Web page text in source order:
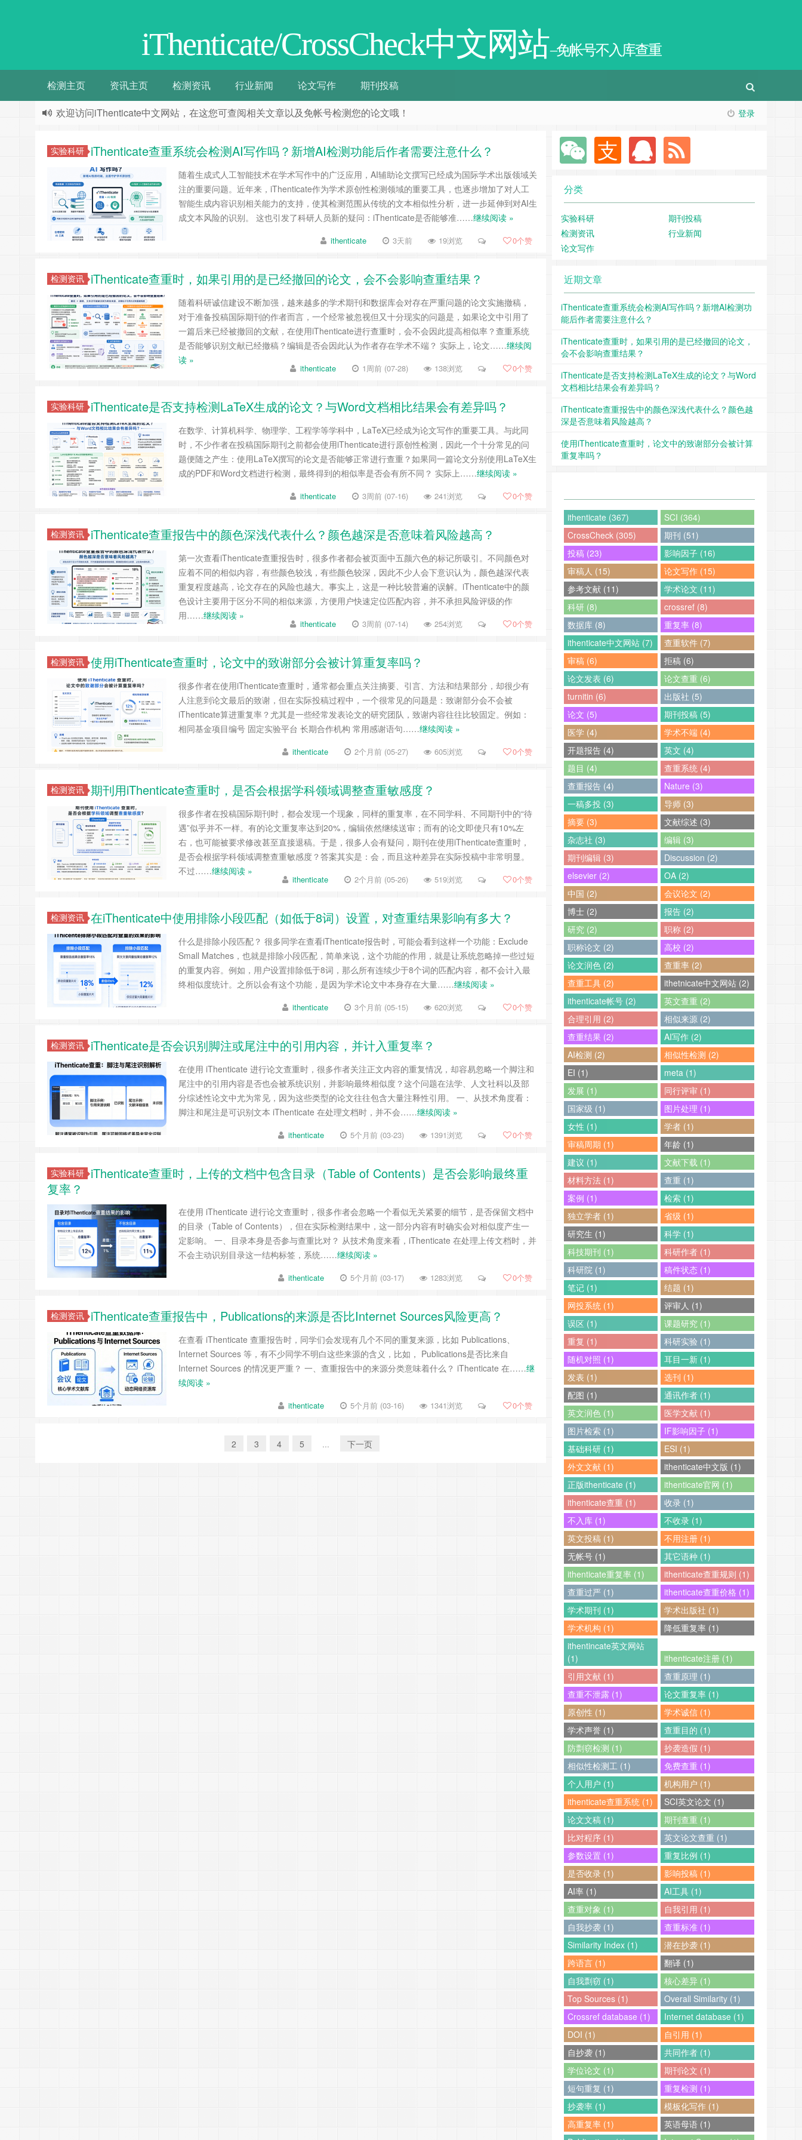
iThenticate/CrossCheck中文网站–免帐号不入库查重
检测主页 资讯主页 检测资讯 行业新闻 论文写作 期刊投稿
登录
欢迎访问iThenticate中文网站，在这您可查阅相关文章以及免帐号检测您的论文哦！
实验科研 iThenticate查重系统会检测AI写作吗？新增AI检测功能后作者需要注意什么？
随着生成式人工智能技术在学术写作中的广泛应用，AI辅助论文撰写已经成为国际学术出版领域关
注的重要问题。近年来，iThenticate作为学术原创性检测领域的重要工具，也逐步增加了对人工
智能生成内容识别相关能力的支持，使其检测范围从传统的文本相似性分析，进一步延伸到对AI生
成文本风险的识别。 这也引发了科研人员新的疑问：iThenticate是否能够准……继续阅读 »
ithenticate 3天前 19浏览 0个赞
检测资讯 iThenticate查重时，如果引用的是已经撤回的论文，会不会影响查重结果？
随着科研诚信建设不断加强，越来越多的学术期刊和数据库会对存在严重问题的论文实施撤稿，
对于准备投稿国际期刊的作者而言，一个经常被忽视但又十分现实的问题是，如果论文中引用了
一篇后来已经被撤回的文献，在使用iThenticate进行查重时，会不会因此提高相似率？查重系统
是否能够识别文献已经撤稿？编辑是否会因此认为作者存在学术不端？ 实际上，论文……继续阅
读 »
ithenticate 1周前 (07-28) 138浏览 0个赞
实验科研 iThenticate是否支持检测LaTeX生成的论文？与Word文档相比结果会有差异吗？
在数学、计算机科学、物理学、工程学等学科中，LaTeX已经成为论文写作的重要工具。与此同
时，不少作者在投稿国际期刊之前都会使用iThenticate进行原创性检测，因此一个十分常见的问
题便随之产生：使用LaTeX撰写的论文是否能够正常进行查重？如果同一篇论文分别使用LaTeX生
成的PDF和Word文档进行检测，最终得到的相似率是否会有所不同？ 实际上……继续阅读 »
ithenticate 3周前 (07-16) 241浏览 0个赞
检测资讯 iThenticate查重报告中的颜色深浅代表什么？颜色越深是否意味着风险越高？
第一次查看iThenticate查重报告时，很多作者都会被页面中五颜六色的标记所吸引。不同颜色对
应着不同的相似内容，有些颜色较浅，有些颜色较深，因此不少人会下意识认为，颜色越深代表
重复程度越高，论文存在的风险也越大。事实上，这是一种比较普遍的误解。iThenticate中的颜
色设计主要用于区分不同的相似来源，方便用户快速定位匹配内容，并不承担风险评级的作
用……继续阅读 »
ithenticate 3周前 (07-14) 254浏览 0个赞
检测资讯 使用iThenticate查重时，论文中的致谢部分会被计算重复率吗？
很多作者在使用iThenticate查重时，通常都会重点关注摘要、引言、方法和结果部分，却很少有
人注意到论文最后的致谢，但在实际投稿过程中，一个很常见的问题是：致谢部分会不会被
iThenticate算进重复率？尤其是一些经常发表论文的研究团队，致谢内容往往比较固定。例如：
相同基金项目编号 固定实验平台 长期合作机构 常用感谢语句……继续阅读 »
ithenticate 2个月前 (05-27) 605浏览 0个赞
检测资讯 期刊用iThenticate查重时，是否会根据学科领域调整查重敏感度？
很多作者在投稿国际期刊时，都会发现一个现象，同样的重复率，在不同学科、不同期刊中的“待
遇”似乎并不一样。有的论文重复率达到20%，编辑依然继续送审；而有的论文即使只有10%左
右，也可能被要求修改甚至直接退稿。于是，很多人会有疑问，期刊在使用iThenticate查重时，
是否会根据学科领域调整查重敏感度？答案其实是：会，而且这种差异在实际投稿中非常明显。
不过……继续阅读 »
ithenticate 2个月前 (05-26) 519浏览 0个赞
检测资讯 在iThenticate中使用排除小段匹配（如低于8词）设置，对查重结果影响有多大？
什么是排除小段匹配？ 很多同学在查看iThenticate报告时，可能会看到这样一个功能：Exclude
Small Matches，也就是排除小段匹配，简单来说，这个功能的作用，就是让系统忽略掉一些过短
的重复内容。例如，用户设置排除低于8词，那么所有连续少于8个词的匹配内容，都不会计入最
终相似度统计。之所以会有这个功能，是因为学术论文中本身存在大量……继续阅读 »
ithenticate 3个月前 (05-15) 620浏览 0个赞
检测资讯 iThenticate是否会识别脚注或尾注中的引用内容，并计入重复率？
在使用 iThenticate 进行论文查重时，很多作者关注正文内容的重复情况，却容易忽略一个脚注和
尾注中的引用内容是否也会被系统识别，并影响最终相似度？这个问题在法学、人文社科以及部
分综述性论文中尤为常见，因为这些类型的论文往往包含大量注释性引用。 一、从技术角度看：
脚注和尾注是可识别文本 iThenticate 在处理文档时，并不会……继续阅读 »
ithenticate 5个月前 (03-23) 1391浏览 0个赞
实验科研 iThenticate查重时，上传的文档中包含目录（Table of Contents）是否会影响最终重
复率？
在使用 iThenticate 进行论文查重时，很多作者会忽略一个看似无关紧要的细节，是否保留文档中
的目录（Table of Contents），但在实际检测结果中，这一部分内容有时确实会对相似度产生一
定影响。 一、目录本身是否参与查重比对？ 从技术角度来看，iThenticate 在处理上传文档时，并
不会主动识别目录这一结构标签，系统……继续阅读 »
ithenticate 5个月前 (03-17) 1283浏览 0个赞
检测资讯 iThenticate查重报告中，Publications的来源是否比Internet Sources风险更高？
在查看 iThenticate 查重报告时，同学们会发现有几个不同的重复来源，比如 Publications、
Internet Sources 等，有不少同学不明白这些来源的含义，比如， Publications是否比来自
Internet Sources 的情况更严重？ 一、查重报告中的来源分类意味着什么？ iThenticate 在……继
续阅读 »
ithenticate 5个月前 (03-16) 1341浏览 0个赞
2 3 4 5 ... 下一页
分类
实验科研
期刊投稿
检测资讯
行业新闻
论文写作
近期文章
iThenticate查重系统会检测AI写作吗？新增AI检测功
能后作者需要注意什么？
iThenticate查重时，如果引用的是已经撤回的论文，
会不会影响查重结果？
iThenticate是否支持检测LaTeX生成的论文？与Word
文档相比结果会有差异吗？
iThenticate查重报告中的颜色深浅代表什么？颜色越
深是否意味着风险越高？
使用iThenticate查重时，论文中的致谢部分会被计算
重复率吗？
ithenticate (367)
SCI (364)
CrossCheck (305)
期刊 (51)
投稿 (23)
影响因子 (16)
审稿人 (15)
论文写作 (15)
参考文献 (11)
学术论文 (11)
科研 (8)
crossref (8)
数据库 (8)
重复率 (8)
ithenticate中文网站 (7)
查重软件 (7)
审稿 (6)
拒稿 (6)
论文发表 (6)
论文查重 (6)
turnitin (6)
出版社 (5)
论文 (5)
期刊投稿 (5)
医学 (4)
学术不端 (4)
开题报告 (4)
英文 (4)
题目 (4)
查重系统 (4)
查重报告 (4)
Nature (3)
一稿多投 (3)
导师 (3)
摘要 (3)
文献综述 (3)
杂志社 (3)
编辑 (3)
期刊编辑 (3)
Discussion (2)
elsevier (2)
OA (2)
中国 (2)
会议论文 (2)
博士 (2)
报告 (2)
研究 (2)
职称 (2)
职称论文 (2)
高校 (2)
论文润色 (2)
查重率 (2)
查重工具 (2)
ithetnicate中文网站 (2)
ithenticate帐号 (2)
英文查重 (2)
合理引用 (2)
相似来源 (2)
查重结果 (2)
AI写作 (2)
AI检测 (2)
相似性检测 (2)
EI (1)
meta (1)
发展 (1)
同行评审 (1)
国家级 (1)
图片处理 (1)
女性 (1)
学者 (1)
审稿周期 (1)
年龄 (1)
建议 (1)
文献下载 (1)
材料方法 (1)
查重 (1)
案例 (1)
检索 (1)
独立学者 (1)
省级 (1)
研究生 (1)
科学 (1)
科技期刊 (1)
科研作者 (1)
科研院 (1)
稿件状态 (1)
笔记 (1)
结题 (1)
网投系统 (1)
评审人 (1)
误区 (1)
课题研究 (1)
重复 (1)
科研实验 (1)
随机对照 (1)
耳目一新 (1)
发表 (1)
选刊 (1)
配图 (1)
通讯作者 (1)
英文润色 (1)
医学文献 (1)
图片检索 (1)
IF影响因子 (1)
基础科研 (1)
ESI (1)
外文文献 (1)
ithenticate中文版 (1)
正版ithenticate (1)
ithenticate官网 (1)
ithenticate查重 (1)
收录 (1)
不入库 (1)
不收录 (1)
英文投稿 (1)
不用注册 (1)
无帐号 (1)
其它语种 (1)
ithenticate重复率 (1)
ithenticate查重规则 (1)
查重过严 (1)
ithenticate查重价格 (1)
学术期刊 (1)
学术出版社 (1)
学术机构 (1)
降低重复率 (1)
ithentincate英文网站
(1)
ithenticate注册 (1)
引用文献 (1)
查重原理 (1)
查重不泄露 (1)
论文重复率 (1)
原创性 (1)
学术诚信 (1)
学术声誉 (1)
查重目的 (1)
防剽窃检测 (1)
抄袭造假 (1)
相似性检测工 (1)
免费查重 (1)
个人用户 (1)
机构用户 (1)
ithenticate查重系统 (1)
SCI英文论文 (1)
论文文稿 (1)
期刊查重 (1)
比对程序 (1)
英文论文查重 (1)
参数设置 (1)
重复比例 (1)
是否收录 (1)
影响投稿 (1)
AI率 (1)
AI工具 (1)
查重对象 (1)
自我引用 (1)
自我抄袭 (1)
查重标准 (1)
Similarity Index (1)
潜在抄袭 (1)
跨语言 (1)
翻译 (1)
自我剽窃 (1)
核心差异 (1)
Top Sources (1)
Overall Similarity (1)
Crossref database (1)
Internet database (1)
DOI (1)
自引用 (1)
自抄袭 (1)
共同作者 (1)
学位论文 (1)
期刊论文 (1)
短句重复 (1)
重复检测 (1)
抄袭率 (1)
模板化写作 (1)
高重复率 (1)
英语母语 (1)